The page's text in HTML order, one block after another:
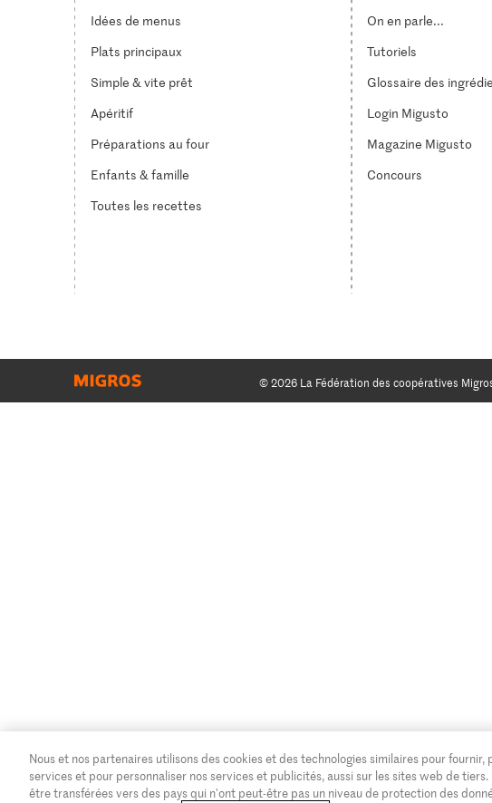
Idées de menus
Plats principaux
Simple & vite prêt
Apéritif
Préparations au four
Enfants & famille
Toutes les recettes
On en parle...
Tutoriels
Glossaire des
Login Migusto
Magazine Migusto
Concours
© 2026 La Fédération des coopératives
Nous et nos partenaires utilisons des cookies et des technologies similaires pour
services et pour personnaliser nos services et publicités, aussi sur les sites web de
être transférées vers des pays qui n'ont peut-être pas un niveau de protection des